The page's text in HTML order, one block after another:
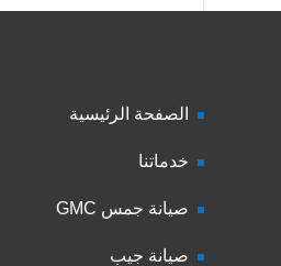
الصفحة الرئيسية
خدماتنا
صيانة جمس GMC
صيانة جيب